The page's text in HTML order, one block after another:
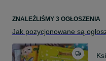
ZNALEŹLIŚMY 3 OGŁOSZENIA
Jak pozycjonowane są